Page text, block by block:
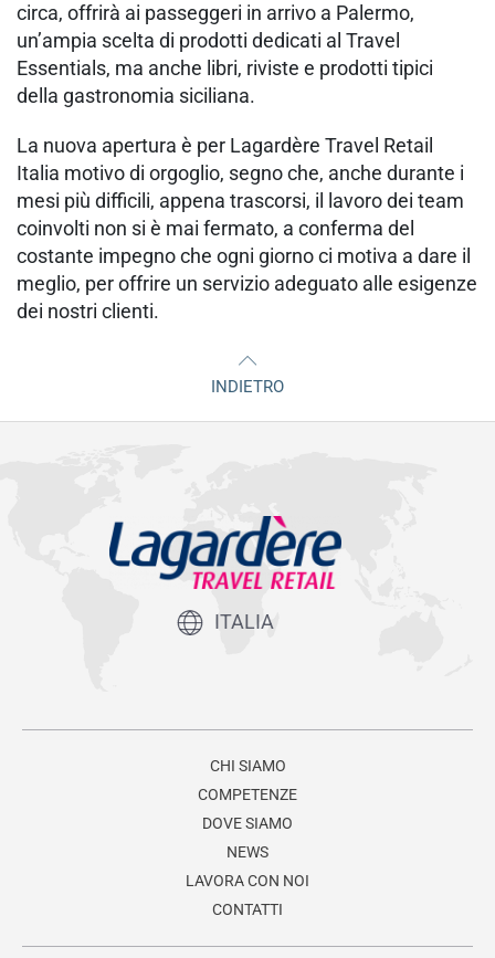
circa, offrirà ai passeggeri in arrivo a Palermo,
un’ampia scelta di prodotti dedicati al Travel
Essentials, ma anche libri, riviste e prodotti tipici
della gastronomia siciliana.
La nuova apertura è per Lagardère Travel Retail
Italia motivo di orgoglio, segno che, anche durante i
mesi più difficili, appena trascorsi, il lavoro dei team
coinvolti non si è mai fermato, a conferma del
costante impegno che ogni giorno ci motiva a dare il
meglio, per offrire un servizio adeguato alle esigenze
dei nostri clienti.
INDIETRO
ITALIA
CHI SIAMO
COMPETENZE
DOVE SIAMO
NEWS
LAVORA CON NOI
CONTATTI